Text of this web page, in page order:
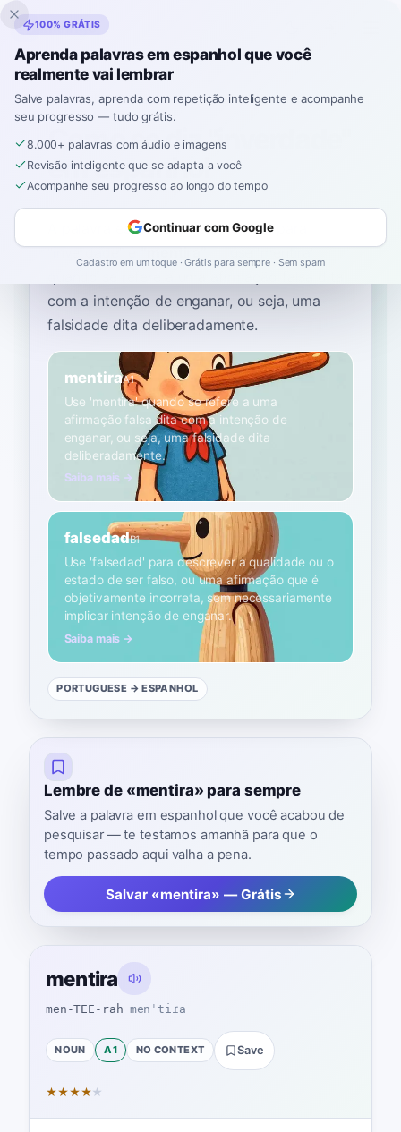
Inklingo
Início›Espanhol›Portuguese → espanhol›inverdade
Como se diz "inverdade"
em espanhol
A palavra espanhola mais comum para
“inverdade”é “mentira”—use 'mentira'
com a intenção de enganar, ou seja, uma
falsidade dita deliberadamente.
mentiraA1
Use 'mentira' quando se refere a uma
afirmação falsa dita com a intenção de
enganar, ou seja, uma falsidade dita
deliberadamente.
Saiba mais →
falsedadB1
Use 'falsedad' para descrever a qualidade ou o
estado de ser falso, ou uma afirmação que é
objetivamente incorreta, sem necessariamente
implicar intenção de enganar.
Saiba mais →
PORTUGUESE → ESPANHOL
Lembre de «mentira» para sempre
Salve a palavra em espanhol que você acabou de
pesquisar — te testamos amanhã para que o
tempo passado aqui valha a pena.
Salvar «mentira» — Grátis
mentira
men-TEE-rah menˈtiɾa
NOUN A1 NO CONTEXT Save
★★★★★
100% GRÁTIS
Aprenda palavras em espanhol que você
realmente vai lembrar
Salve palavras, aprenda com repetição inteligente e acompanhe
seu progresso — tudo grátis.
8.000+ palavras com áudio e imagens
Revisão inteligente que se adapta a você
Acompanhe seu progresso ao longo do tempo
Continuar com Google
Cadastro em um toque · Grátis para sempre · Sem spam